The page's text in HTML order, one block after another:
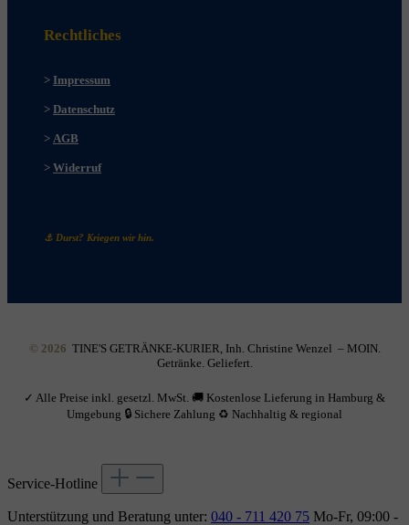
Rechtliches
> Impressum
> Datenschutz
> AGB
> Widerruf
⚓ Durst? Kriegen wir hin.
© 2026 TINE'S GETRÄNKE-KURIER, Inh. Christine Wenzel – MOIN.
Getränke. Geliefert.
✓ Alle Preise inkl. gesetzl. MwSt. 🚚 Kostenlose Lieferung in Hamburg &
Umgebung 🔒 Sichere Zahlung ♻ Nachhaltig & regional
Service-Hotline
Unterstützung und Beratung unter: 040 - 711 420 75 Mo-Fr, 09:00 -